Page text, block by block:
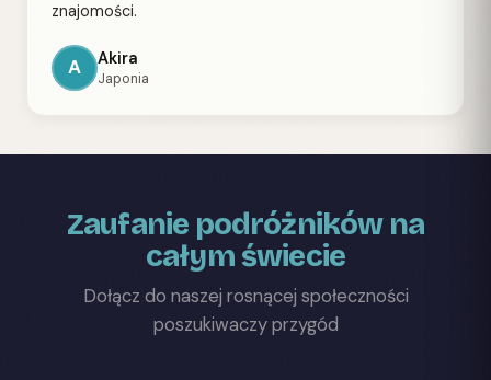
znajomości.
A Akira
Japonia
Zaufanie podróżników na
całym świecie
Dołącz do naszej rosnącej społeczności
poszukiwaczy przygód